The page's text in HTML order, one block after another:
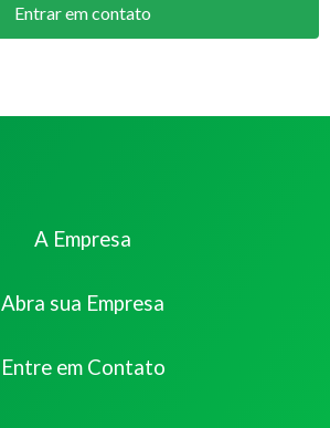
Entrar em contato
A Empresa
Abra sua Empresa
Entre em Contato